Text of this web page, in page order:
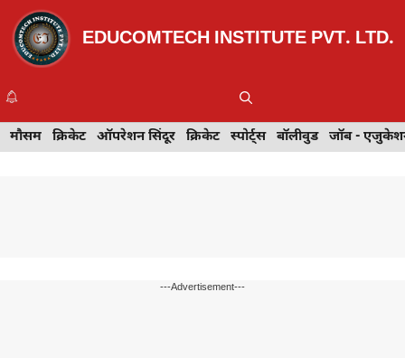
Skip
content
EDUCOMTECH INSTITUTE PVT. LTD.
इवेंट
खेल मेहंदी डिज़ाइन टेक्नोलॉजी ट्रेवल बॉलीवुड जॉब - एजुकेशन
मौसम क्रिकेट ऑपरेशन सिंदूर क्रिकेट स्पोर्ट्स बॉलीवुड जॉब -
---Advertisement---